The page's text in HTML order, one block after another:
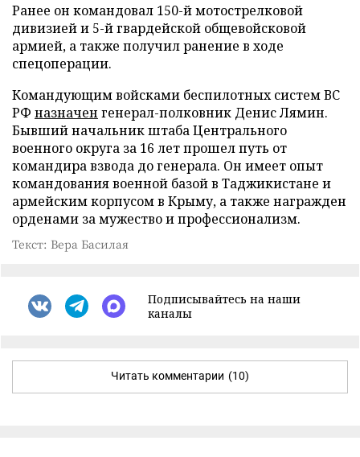
Ранее он командовал 150-й мотострелковой
дивизией и 5-й гвардейской общевойсковой
армией, а также получил ранение в ходе
спецоперации.
Командующим войсками беспилотных систем ВС
РФ назначен генерал-полковник Денис Лямин.
Бывший начальник штаба Центрального
военного округа за 16 лет прошел путь от
командира взвода до генерала. Он имеет опыт
командования военной базой в Таджикистане и
армейским корпусом в Крыму, а также награжден
орденами за мужество и профессионализм.
Текст: Вера Басилая
Подписывайтесь на наши
каналы
Читать комментарии (10)